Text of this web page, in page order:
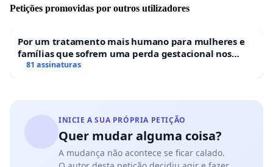
Petições promovidas por outros utilizadores
Por um tratamento mais humano para mulheres e
famílias que sofrem uma perda gestacional nos
hospitais portugueses
81 assinaturas
INICIE A SUA PRÓPRIA PETIÇÃO
Quer mudar alguma coisa?
A mudança não acontece se ficar calado.